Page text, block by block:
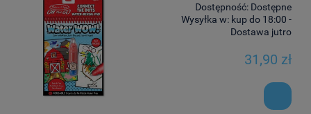
Dostępność: Dostępne
Wysyłka w: kup do 18:00 -
Dostawa jutro
31,90 zł